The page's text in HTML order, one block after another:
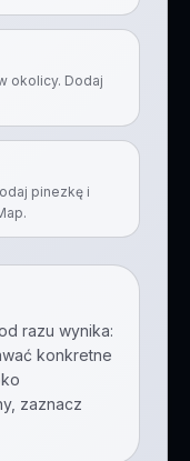
okolicy. Dodaj
pinezkę i
razu wynika:
konkretne
zaznacz